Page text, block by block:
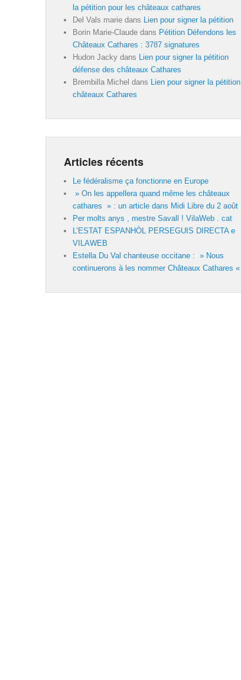
la pétition pour les châteaux cathares
Del Vals marie dans
Lien pour signer la pétition
Borin Marie-Claude dans Pétition Défendons les
Châteaux Cathares : 3787 signatures
Hudon Jacky dans
Lien pour signer la pétition
défense des châteaux Cathares
Brembilla Michel dans
Lien pour signer la pétition
châteaux Cathares
Articles récents
Le fédéralisme ça fonctionne en Europe
» On les appellera quand même les châteaux
cathares » : un article dans Midi Libre du 2 août
Per molts anys , mestre Savall ! VilaWeb . cat
L’ESTAT ESPANHÒL PERSEGUIS DIRECTA e
VILAWEB
Estella Du Val chanteuse occitane : » Nous
continuerons à les nommer Châteaux Cathares «